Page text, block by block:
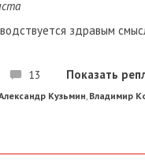
здравым
13 Показать
Кузьмин, Владимир